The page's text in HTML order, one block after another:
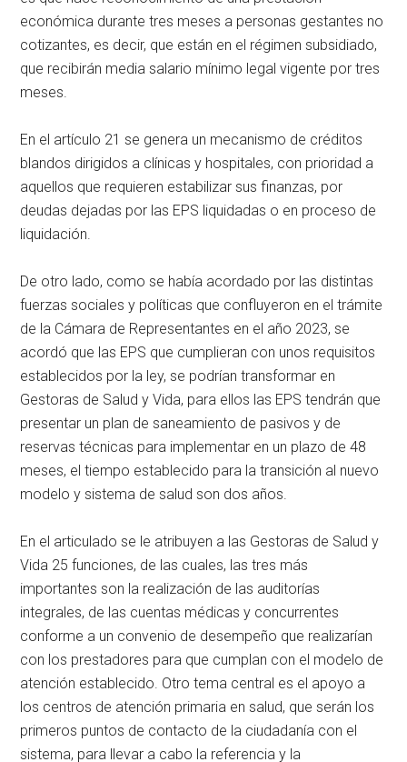
económica durante tres meses a personas gestantes no
cotizantes, es decir, que están en el régimen subsidiado,
que recibirán media salario mínimo legal vigente por tres
meses.
En el artículo 21 se genera un mecanismo de créditos
blandos dirigidos a clínicas y hospitales, con prioridad a
aquellos que requieren estabilizar sus finanzas, por
deudas dejadas por las EPS liquidadas o en proceso de
liquidación.
De otro lado, como se había acordado por las distintas
fuerzas sociales y políticas que confluyeron en el trámite
de la Cámara de Representantes en el año 2023, se
acordó que las EPS que cumplieran con unos requisitos
establecidos por la ley, se podrían transformar en
Gestoras de Salud y Vida, para ellos las EPS tendrán que
presentar un plan de saneamiento de pasivos y de
reservas técnicas para implementar en un plazo de 48
meses, el tiempo establecido para la transición al nuevo
modelo y sistema de salud son dos años.
En el articulado se le atribuyen a las Gestoras de Salud y
Vida 25 funciones, de las cuales, las tres más
importantes son la realización de las auditorías
integrales, de las cuentas médicas y concurrentes
conforme a un convenio de desempeño que realizarían
con los prestadores para que cumplan con el modelo de
atención establecido. Otro tema central es el apoyo a
los centros de atención primaria en salud, que serán los
primeros puntos de contacto de la ciudadanía con el
sistema, para llevar a cabo la referencia y la